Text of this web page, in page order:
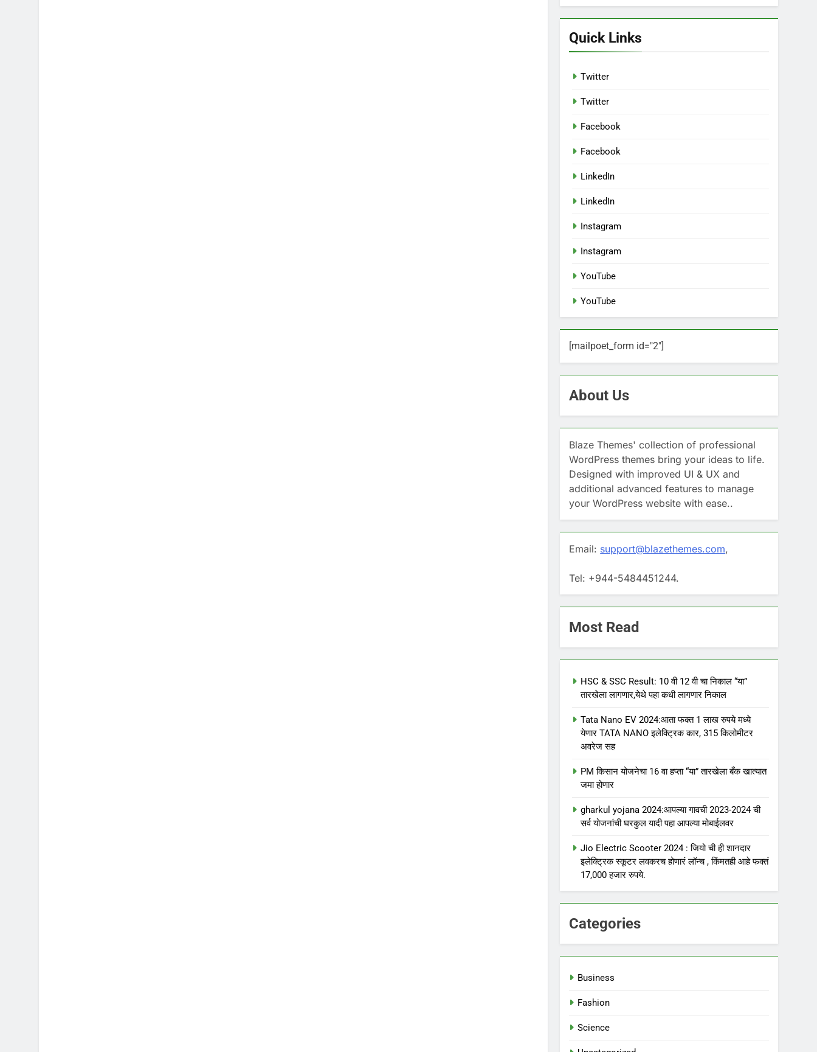
Quick Links
Twitter
Twitter
Facebook
Facebook
LinkedIn
LinkedIn
Instagram
Instagram
YouTube
YouTube
[mailpoet_form id="2"]
About Us
Blaze Themes' collection of professional
WordPress themes bring your ideas to life.
Designed with improved UI & UX and
additional advanced features to manage
your WordPress website with ease..
Email: support@blazethemes.com,
Tel: +944-5484451244.
Most Read
HSC & SSC Result: 10 वी 12 वी चा निकाल “या”
तारखेला लागणार,येथे पहा कधी लागणार निकाल
Tata Nano EV 2024:आता फक्त 1 लाख रुपये मध्ये
येणार TATA NANO इलेक्ट्रिक कार, 315 किलोमीटर
अवरेज सह
PM किसान योजनेचा 16 वा हप्ता “या” तारखेला बँक खात्यात
जमा होणार
gharkul yojana 2024:आपल्या गावची 2023-2024 ची
सर्व योजनांची घरकुल यादी पहा आपल्या मोबाईलवर
Jio Electric Scooter 2024 : जियो ची ही शानदार
इलेक्ट्रिक स्कूटर लवकरच होणारं लॉन्च , किंमतही आहे फक्तं
17,000 हजार रुपये.
Categories
Business
Fashion
Science